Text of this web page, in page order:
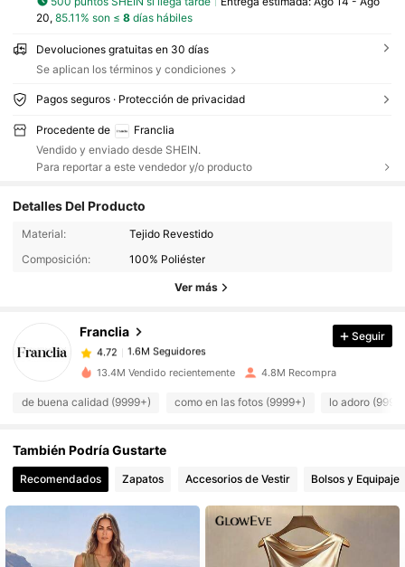
20, 85.11% son ≤ 8días hábiles
Devoluciones gratuitas en 30 días
Se aplican los términos y condiciones
Pagos seguros · Protección de privacidad
Procedente de
Franclia
Vendido y enviado desde SHEIN.
Para reportar a este vendedor y/o producto
Detalles Del Producto
Material:
Tejido Revestido
Composición:
100% Poliéster
Ver más
Franclia
1.6M Seguidores
1.6M Seguidores
j***2pagó Hace 10 horas
4.72 1.6M Seguidores
4.72 1.6M Seguidores
4.72 1.6M Seguidores
Seguir
13.4M Vendido recientemente 4.8M Recompra
de buena calidad (9999+) como en las fotos (9999+) lo adoro
También Podría Gustarte
Recomendados Zapatos Accesorios de Vestir Bolsos y Equipaje